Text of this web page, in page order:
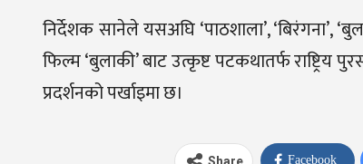
निर्देशक सानेले यसअघि ‘पाठशाला’,
फिल्म ‘बुलाकी’ बाट उत्कृष्ट पटकथातर्फ
प्रदर्शनको पर्खाइमा छ।
Facebook